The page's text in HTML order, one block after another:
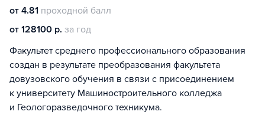
от 4.81 проходной балл
от 128100 р. за год
Факультет среднего профессионального образования
создан в результате преобразования факультета
довузовского обучения в связи с присоединением
к университету Машиностроительного колледжа
и Геологоразведочного техникума.